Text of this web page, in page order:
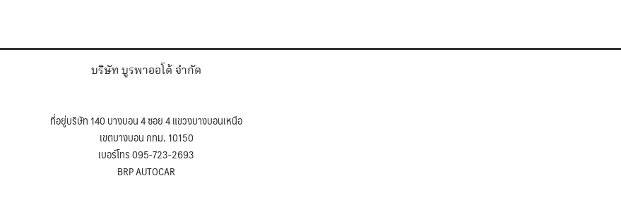
บริษัท บูรพาออโต้ จำกัด
ที่อยู่บริษัท 140 บางบอน 4 ซอย 4 แขวงบางบอนเหนือ
เขตบางบอน กทม. 10150
เบอร์โทร 095-723-2693
BRP AUTOCAR